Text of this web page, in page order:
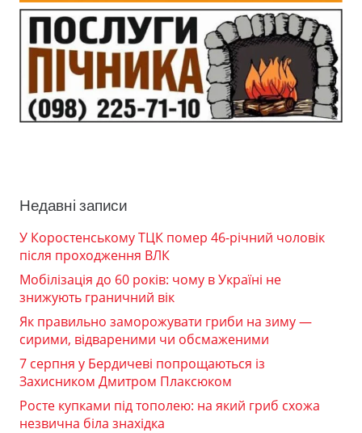
Недавні записи
У Коростенському ТЦК помер 46-річний чоловік
після проходження ВЛК
Мобілізація до 60 років: чому в Україні не
знижують граничний вік
Як правильно заморожувати гриби на зиму —
сирими, відвареними чи обсмаженими
7 серпня у Бердичеві попрощаються із
Захисником Дмитром Плаксюком
Росте купками під тополею: на який гриб схожа
незвична біла знахідка